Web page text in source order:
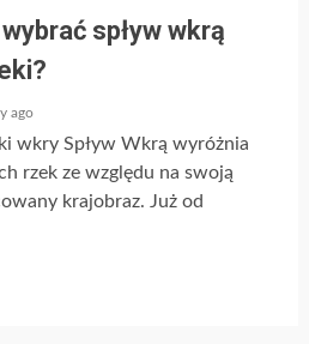
spływ wkrą
ago
wkry Spływ Wkrą wyróżnia
rzek ze względu na swoją
krajobraz. Już od